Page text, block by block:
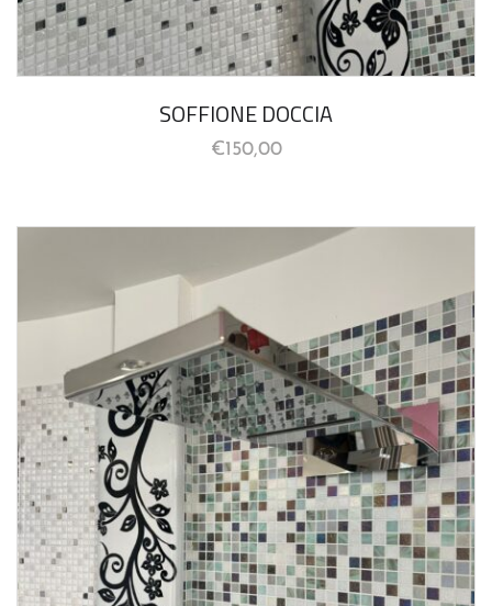
SOFFIONE DOCCIA
€150,00